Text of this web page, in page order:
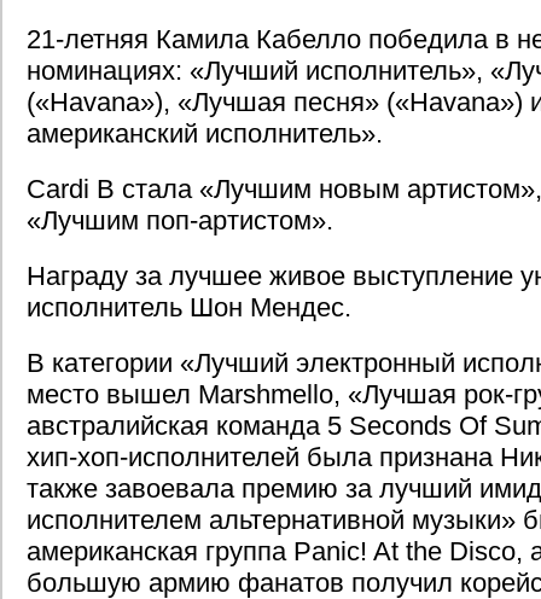
21-летняя Камила Кабелло победила в
номинациях: «Лучший исполнитель»,
(«Havana»), «Лучшая песня» («Havana»)
американский исполнитель».
Cardi B стала «Лучшим новым
«Лучшим поп-артистом».
Награду за лучшее живое выступление
исполнитель Шон Мендес.
В категории «Лучший электронный
место вышел Marshmello, «Лучшая рок-
австралийская команда 5 Seconds Of
хип-хоп-исполнителей была признана
также завоевала премию за лучший
исполнителем альтернативной музыки»
американская группа Panic! At the
большую армию фанатов получил